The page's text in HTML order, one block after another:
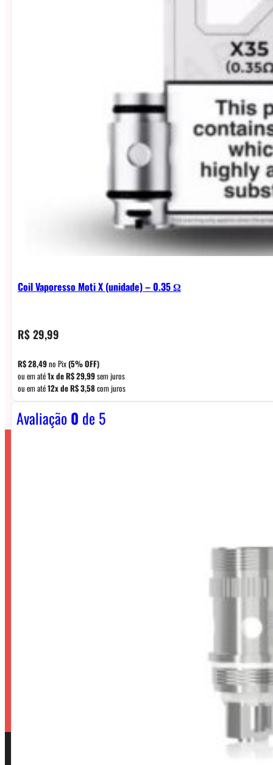
Coil Vaporesso Moti X (unidade) – 0.35 Ω
R$29,99
R$28,49no Pix(5% OFF)
ou em até1x deR$29,99sem juros
ou em até12x deR$3,58com juros
Avaliação0 de 5